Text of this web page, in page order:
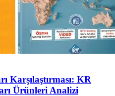
Karşılaştırması: KR
Ürünleri Analizi